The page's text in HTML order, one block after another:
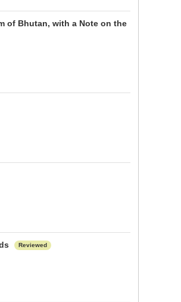
of Bhutan, with a Note on the
Reviewed